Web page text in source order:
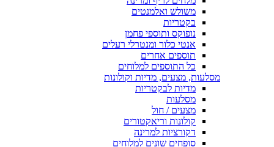
משולש ואלמנטים
בקטריות
נופוקס ותוספי פחמן
אנטי כלור ומנטרלי רעלים
תוספים אחרים
כל התוספים למלוחים
מסלעות, מצעים, מדיות וקולונות
מדיות לבקטריות
מסלעות
מצעים / חול
קולונות וריאקטורים
דקורציות למרינה
סופחים שונים למלוחים